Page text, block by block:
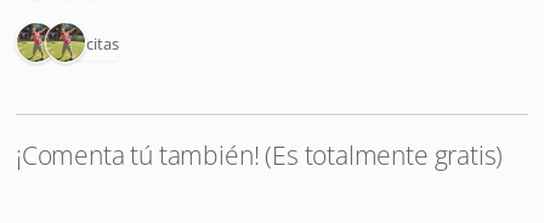
2 citas
¡Comenta tú también! (Es totalmente gratis)